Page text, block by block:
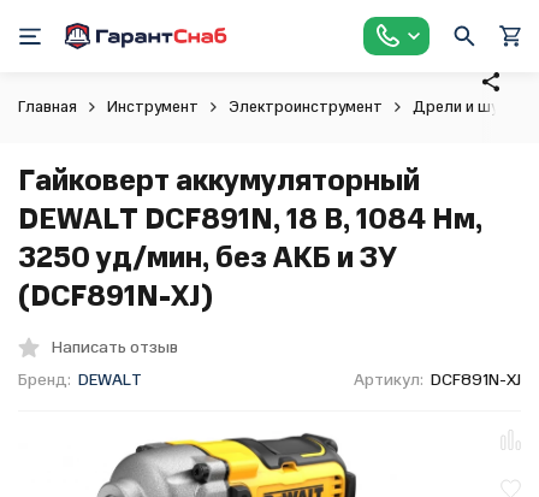
Главная Инструмент Электроинструмент Дрели и
Гайковерт аккумуляторный
DEWALT DCF891N, 18 В, 1084 Нм,
3250 уд/мин, без АКБ и ЗУ
(DCF891N-XJ)
Написать отзыв
Бренд: DEWALT Артикул: DCF891N-XJ